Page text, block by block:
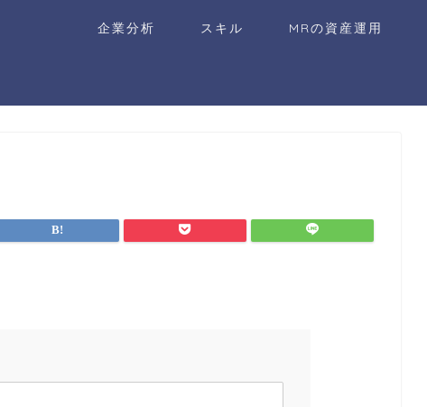
企業分析 スキル MRの資産運用